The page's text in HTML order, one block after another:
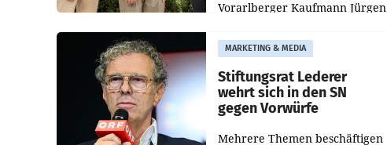
Vorarlberger Kaufmann Jürgen
freigegeben: Die
Bundeswettbewerbsbehörde
und der Bundeskartellanwalt
MARKETING & MEDIA
Stiftungsrat Lederer
wehrt sich in den SN
gegen Vorwürfe
Mehrere Themen beschäftigen